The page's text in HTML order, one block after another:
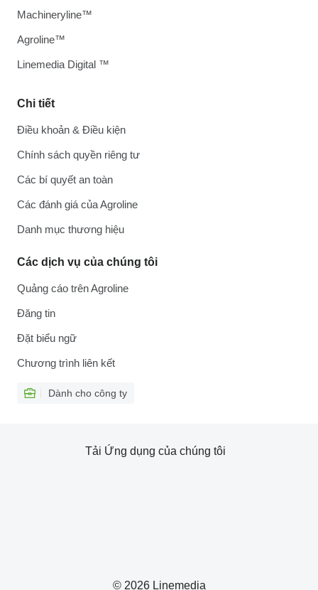
Chi tiết
Điều khoản & Điều kiện
Chính sách quyền riêng tư
Các bí quyết an toàn
Các đánh giá của Agroline
Danh mục thương hiệu
Các dịch vụ của chúng tôi
Quảng cáo trên Agroline
Đăng tin
Đặt biểu ngữ
Chương trình liên kết
Dành cho công ty
Machineryline™
Agroline™
Linemedia Digital ™
© 2026 Linemedia
Tải Ứng dụng của chúng tôi